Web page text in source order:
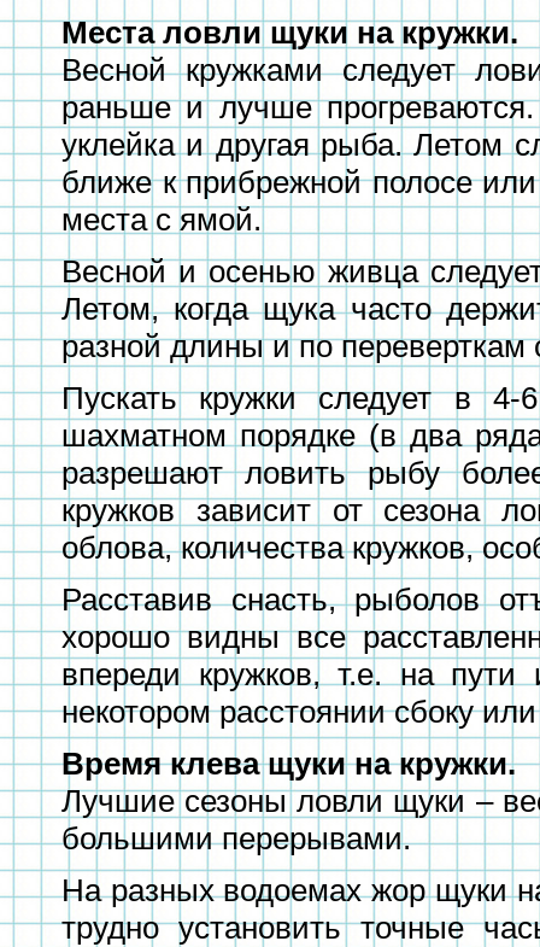
Места ловли щуки на кружки.
Весной кружками следует
раньше и лучше
уклейка и другая рыба. Летом
ближе к прибрежной полосе
места с ямой.
Весной и осенью живца
Летом, когда щука часто
разной длины и по
Пускать кружки следует в
шахматном порядке (в два
разрешают ловить рыбу
кружков зависит от сезона
облова, количества кружков,
Расставив снасть, рыболов
хорошо видны все
впереди кружков, т.е. на
некотором расстоянии сбоку
Время клева щуки на кружки.
Лучшие сезоны ловли щуки –
большими перерывами.
На разных водоемах жор щуки
трудно установить точные